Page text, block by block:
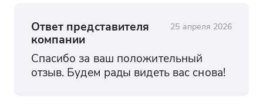
Ответ представителя
компании
25 апреля 2026
Спасибо за ваш положительный
отзыв. Будем рады видеть вас снова!